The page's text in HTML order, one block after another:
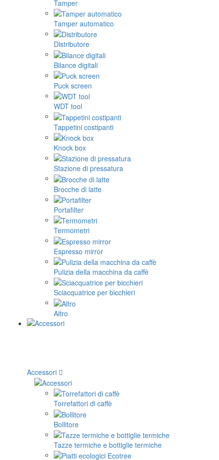
Tamper
Tamper automatico
Distributore
Bilance digitali
Puck screen
WDT tool
Tappetini costipanti
Knock box
Stazione di pressatura
Brocche di latte
Portafilter
Termometri
Espresso mirror
Pulizia della macchina da caffè
Sciacquatrice per bicchieri
Altro
Accessori
Torrefattori di caffè
Bollitore
Tazze termiche e bottiglie termiche